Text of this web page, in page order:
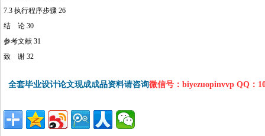
7.3 执行程序步骤 26
结 论 30
参考文献 31
致 谢 32
全套毕业设计论文现成成品资料请咨询微信号：biyezuopinvvp QQ